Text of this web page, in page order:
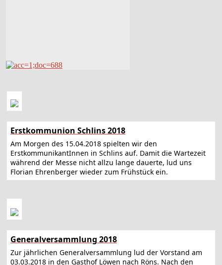
Erstkommunion Schlins 2018
Am Morgen des 15.04.2018 spielten wir den
ErstkommunikantInnen in Schlins auf. Damit die Wartezeit
während der Messe nicht allzu lange dauerte, lud uns
Florian Ehrenberger wieder zum Frühstück ein.
Generalversammlung 2018
Zur jährlichen Generalversammlung lud der Vorstand am
03.03.2018 in den Gasthof Löwen nach Röns. Nach den